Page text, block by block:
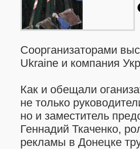
Соорганизаторами
Ukraine и компания
Как и обещали
не только
но и заместитель
Геннадий Ткаченко,
рекламы в Донецке